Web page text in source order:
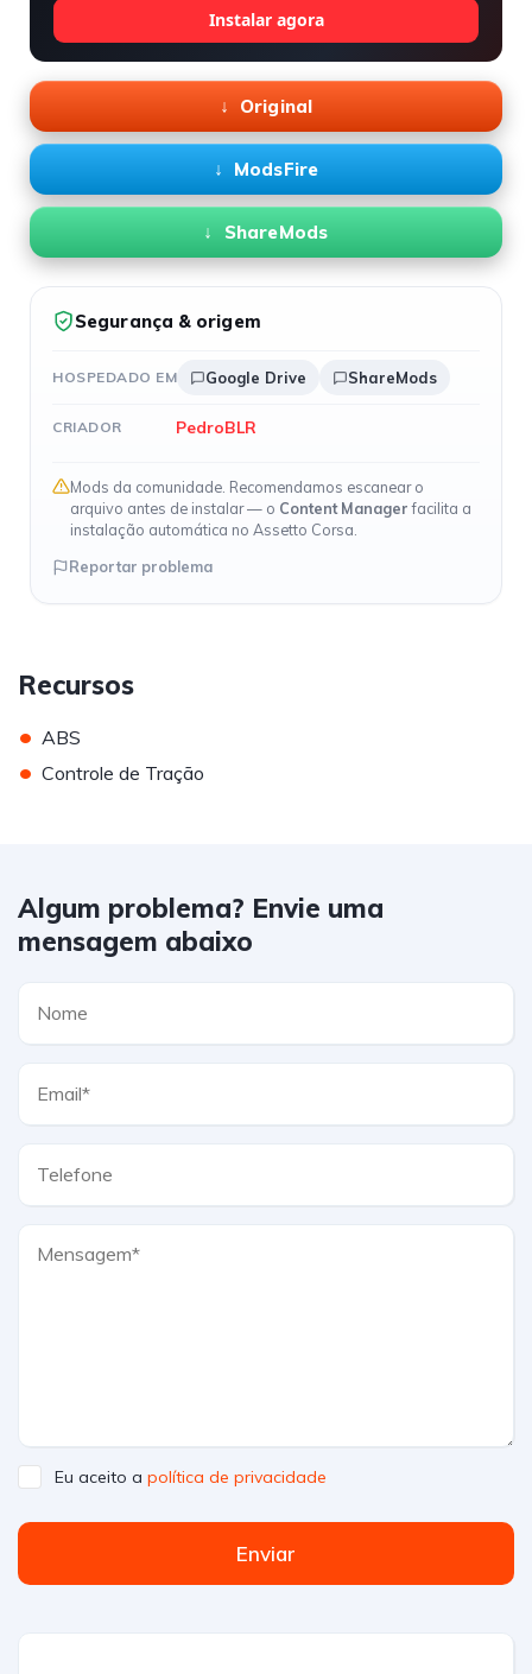
Instalar agora
Original
ModsFire
ShareMods
Segurança & origem
HOSPEDADO EM Google Drive ShareMods
CRIADOR PedroBLR
Mods da comunidade. Recomendamos escanear o
arquivo antes de instalar — o Content Managerfacilita a
instalação automática no Assetto Corsa.
Reportar problema
Recursos
• ABS
• Controle de Tração
Algum problema? Envie uma
mensagem abaixo
Eu aceito a política de privacidade
Enviar